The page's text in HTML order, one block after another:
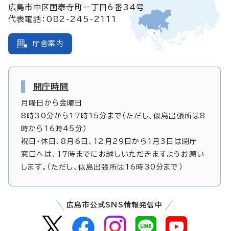
広島市中区国泰寺町一丁目6番34号
代表電話：082-245-2111
庁舎案内
開庁時間
月曜日から金曜日
8時30分から17時15分まで（ただし、似島出張所は8
時から16時45分）
祝日・休日、8月6日、12月29日から1月3日は閉庁
窓口へは、17時までにお越しいただきますようお願い
します。（ただし、似島出張所は16時30分まで）
広島市公式SNS情報発信中